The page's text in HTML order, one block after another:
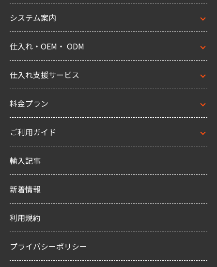
システム案内
仕入れ・OEM・ ODM
仕入れ支援サービス
料金プラン
ご利用ガイド
輸入記事
新着情報
利用規約
プライバシーポリシー